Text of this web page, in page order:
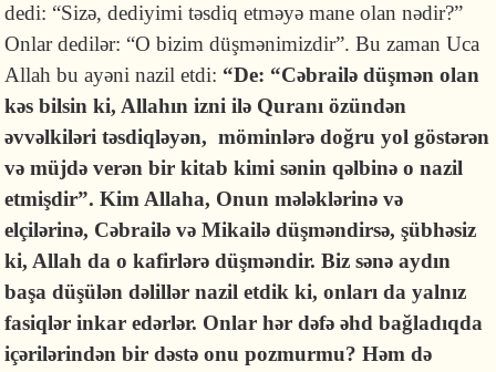
dedi: “Si­zə, dediyimi təsdiq etməyə mane olan nədir?”
Onlar dedilər: “O bizim düşmənimizdir”. Bu zaman Uca
Allah bu ayəni nazil etdi: “De: “Cəbrailə düşmən olan
kəs bilsin ki, Allahın izni ilə Quranı özündən
əvvəlkiləri təsdiqləyən, möminlərə doğru yol göstərən
və müjdə verən bir kitab kimi sənin qəlbinə o nazil
etmişdir”. Kim Allaha, Onun mələklərinə və
elçilərinə, Cəbrailə və Mikailə düşməndirsə, şübhəsiz
ki, Allah da o kafirlərə düşməndir. Biz sənə aydın
başa düşülən dəlillər nazil etdik ki, onları da yalnız
fasiqlər inkar edərlər. Onlar hər dəfə əhd bağladıqda
içərilərindən bir dəstə onu pozmurmu? Həm də